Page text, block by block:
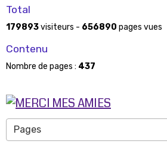
Total
179893visiteurs - 656890 pages vues
Contenu
Nombre de pages : 437